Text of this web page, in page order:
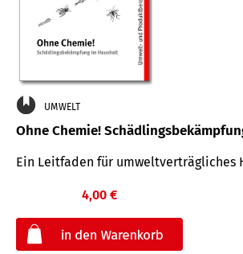
UMWELT
Ohne Chemie!
Ein Leitfaden für um­welt­ver­träg­liches
4,00 €